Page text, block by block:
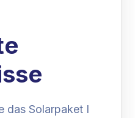
das Solarpaket I